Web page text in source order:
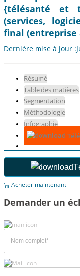
{télésanté et
(services,
final (entreprise
Dernière mise à jour
Résumé
Table des matières
Segmentation
Méthodologie
Infographie
Acheter maintenant
Demander un